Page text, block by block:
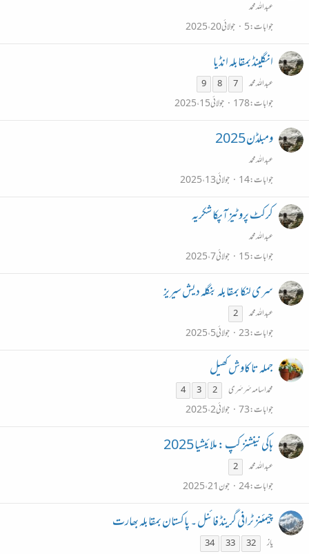
عبداللہ محمد
جوابات 5 جولائی 20، 2025
انگلینڈ بمقابلہ انڈیا
عبداللہ محمد 7
8
9
جوابات 178 جولائی 15، 2025
ومبلڈن 2025
عبداللہ محمد
جوابات 14 جولائی 13، 2025
کرکٹ پروٹیز آپکا شکریہ
عبداللہ محمد
جوابات 15 جولائی 7، 2025
سری لنکا بمقابلہ بنگلہ دیش سیریز
عبداللہ محمد 2
جوابات 23 جولائی 5، 2025
جملہ تا کاوش کھیل
محمد اسامہ سَرسَری 2
3
4
جوابات 73 جولائی 2، 2025
ہاکی نینشنز کپ : ملائیشیا 2025
عبداللہ محمد 2
جوابات 24 جون 21، 2025
چیمئنز ٹرافی گرینڈ فائنل ۔ پاکستان بمقابلہ بھارت
یاز 32
33
34